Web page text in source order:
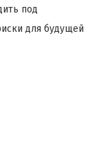
под
для будущей